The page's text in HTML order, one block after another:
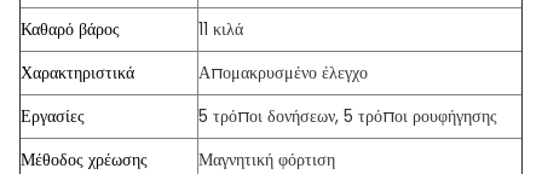
Καθαρό βάρος
11 κιλά
Χαρακτηριστικά
Απομακρυσμένο έλεγχο
Εργασίες
5 τρόποι δονήσεων, 5 τρόποι ρουφήγησης
Μέθοδος χρέωσης
Μαγνητική φόρτιση